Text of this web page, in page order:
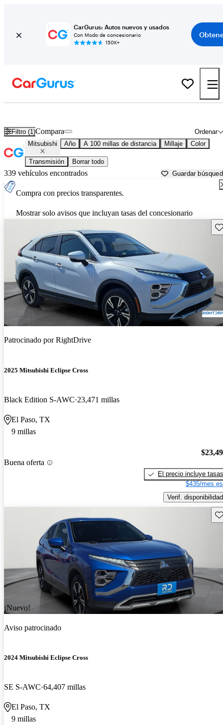
CarGurus: Autos nuevos y usados
Con Modo de concesionario
150K+
Filtro (1) Ordenar
Compara
Mitsubishi Año A 100 millas de distancia Millaje Color
Transmisión Borrar todo
339 vehículos encontrados Guardar
Compra con precios transparentes.
Mostrar solo avisos que incluyan tasas del concesionario
Patrocinado porRightDrive
2025 Mitsubishi Eclipse Cross
Black Edition S-AWC 23,471 millas
El Paso, TX
9 millas
Buena oferta
El precio incluye tasas
$435/mes
Verif. disponibilidad
¡Nuevo!
Aviso patrocinado
2024 Mitsubishi Eclipse Cross
SE S-AWC 64,407 millas
El Paso, TX
9 millas